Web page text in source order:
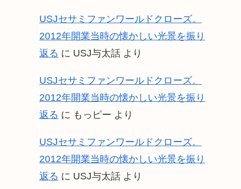
USJセサミファンワールドクローズ。
2012年開業当時の懐かしい光景を振り
返る に USJ与太話 より
USJセサミファンワールドクローズ。
2012年開業当時の懐かしい光景を振り
返る に もっピー より
USJセサミファンワールドクローズ。
2012年開業当時の懐かしい光景を振り
返る に USJ与太話 より